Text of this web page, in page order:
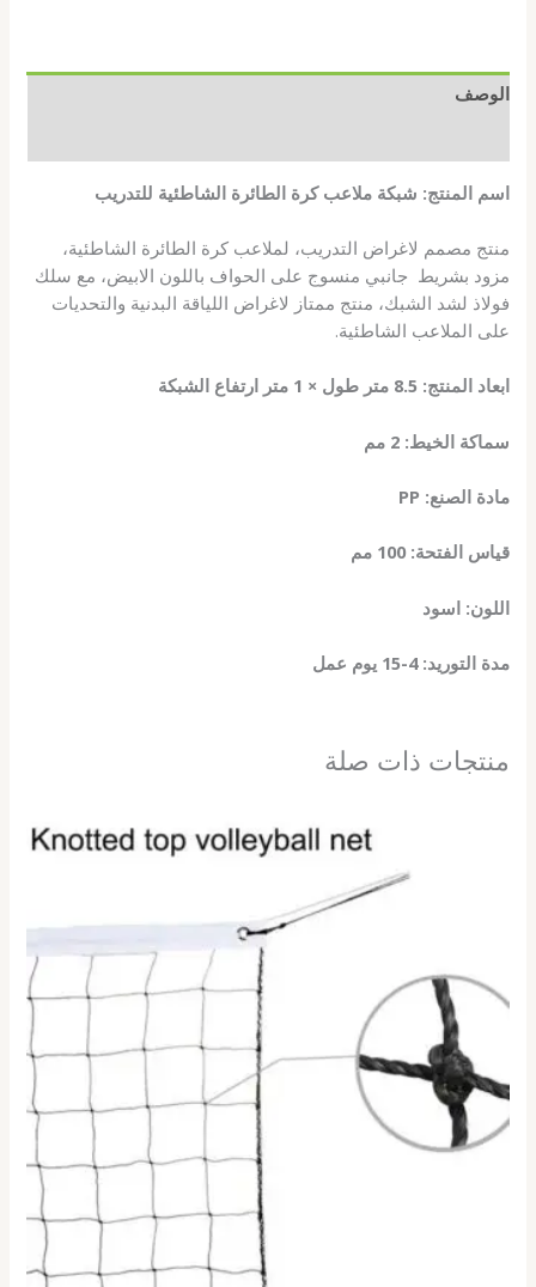
الوصف
اسم المنتج: شبكة ملاعب كرة الطائرة الشاطئية للتدريب
منتج مصمم لاغراض التدريب، لملاعب كرة الطائرة الشاطئية،
مزود بشريط جانبي منسوج على الحواف باللون الابيض، مع سلك
فولاذ لشد الشبك، منتج ممتاز لاغراض اللياقة البدنية والتحديات
على الملاعب الشاطئية.
ابعاد المنتج: 8.5 متر طول × 1 متر ارتفاع الشبكة
سماكة الخيط: 2 مم
مادة الصنع: PP
قياس الفتحة: 100 مم
اللون: اسود
مدة التوريد: 4-15 يوم عمل
منتجات ذات صلة